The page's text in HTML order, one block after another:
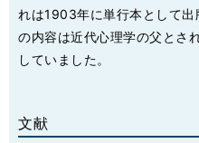
れは1903年に単行本として
の内容は近代心理学の父とさ
していました。
文献